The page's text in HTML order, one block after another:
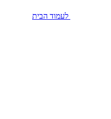
לעמוד הבית